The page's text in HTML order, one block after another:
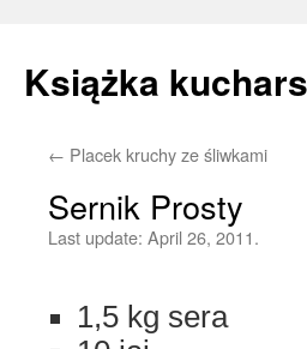
Książka
Skip
← Placek kruchy ze śliwkami
Sernik Prosty
Last update: April 26, 2011.
1,5 kg sera